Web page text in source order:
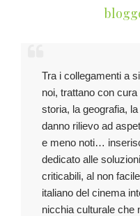
Tra i collegamenti a
noi, trattano con
storia, la geografia,
danno rilievo ad
e meno noti…
dedicato alle
criticabili, al non
italiano del cinema
nicchia culturale che